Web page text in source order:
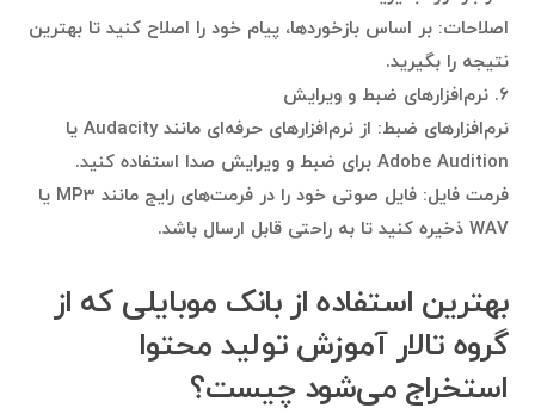
اصلاحات: بر اساس بازخوردها، پیام خود را اصلاح کنید تا بهترین
نتیجه را بگیرید.
۶. نرم‌افزارهای ضبط و ویرایش
نرم‌افزارهای ضبط: از نرم‌افزارهای حرفه‌ای مانند Audacity یا
Adobe Audition برای ضبط و ویرایش صدا استفاده کنید.
فرمت فایل: فایل صوتی خود را در فرمت‌های رایج مانند MP3 یا
WAV ذخیره کنید تا به راحتی قابل ارسال باشد.
بهترین استفاده‌ از بانک موبایلی که از
گروه تالار آموزش تولید محتوا
استخراج می‌شود چیست؟